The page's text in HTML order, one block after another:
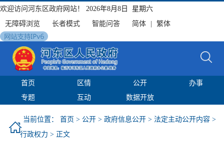
欢迎访问河东区政府网站！
2026年8月8日 星期六
无障碍浏览
长者模式 智能问答 简体 繁体
首页 区情 公开
办事
专题
互动 数据开放
当前位置： 首页 > 公开 > 政府信息公开 > 法定主动公开内容 >
行政权力 > 正文